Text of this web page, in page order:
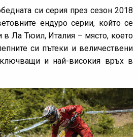
си серия през сезон 2018
ендуро серии, който се
Ла Тюил, Италия – място, което
си пътеки и величествени
и най-високия връх в